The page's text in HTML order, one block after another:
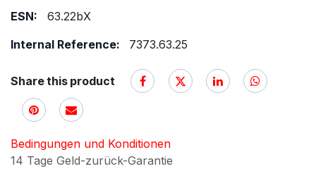
ESN:
63.22bX
Internal Reference:
7373.63.25
Share this product
Bedingungen und Konditionen
14 Tage Geld-zurück-Garantie